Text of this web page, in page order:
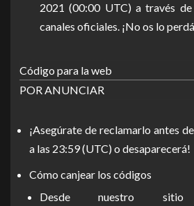
2021 (00:00 UTC) a través
canales oficiales. ¡No os lo
Código para la web
POR ANUNCIAR
¡Asegúrate de reclamarlo antes
a las 23:59 (UTC) o desaparecerá!
Cómo canjear los códigos
Desde nuestro